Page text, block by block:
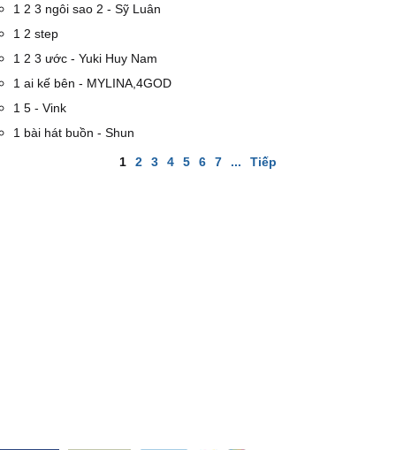
1 2 3 ngôi sao 2 - Sỹ Luân
1 2 step
1 2 3 ước - Yuki Huy Nam
1 ai kế bên - MYLINA,4GOD
1 5 - Vink
1 bài hát buồn - Shun
1 2 3 4 5 6 7 ... Tiếp